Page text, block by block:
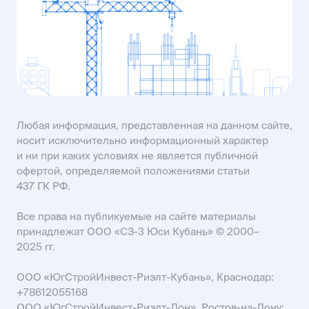
KISLOVODSK@USIMAIL.RU
SALES61@USIMAIL.RU
Любая информация, представленная на данном сайте,
носит исключительно информационный характер
и ни при каких условиях не является публичной
офертой, определяемой положениями статьи
437 ГК РФ.
Все права на публикуемые на сайте материалы
принадлежат ООО «СЗ-3 Юси Кубань» © 2000–
2025 гг.
ООО «ЮгСтройИнвест-Риэлт-Кубань», Краснодар:
+78612055168